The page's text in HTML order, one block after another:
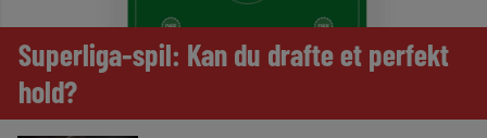
Superliga-spil: Kan du drafte et perfekt
hold?